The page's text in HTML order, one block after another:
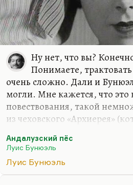
Ну нет, что вы?
Понимаете,
очень сложно. Дали и
могли. Мне кажется, что это
повествования, такой
из чеховского «Архиерея»
когда вместо сюжета у нас
бы танец и созвучие разных
один такой лейтмотив —
Андалузский пёс
Луис Бунюэль
Луис Бунюэль